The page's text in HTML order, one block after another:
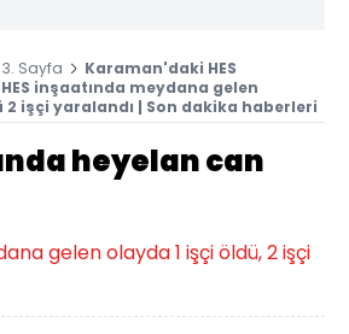
3. Sayfa
Karaman'daki HES
inşaatında meydana gelen
2 işçi yaralandı | Son dakika haberleri
heyelan can
gelen olayda 1 işçi öldü, 2 işçi